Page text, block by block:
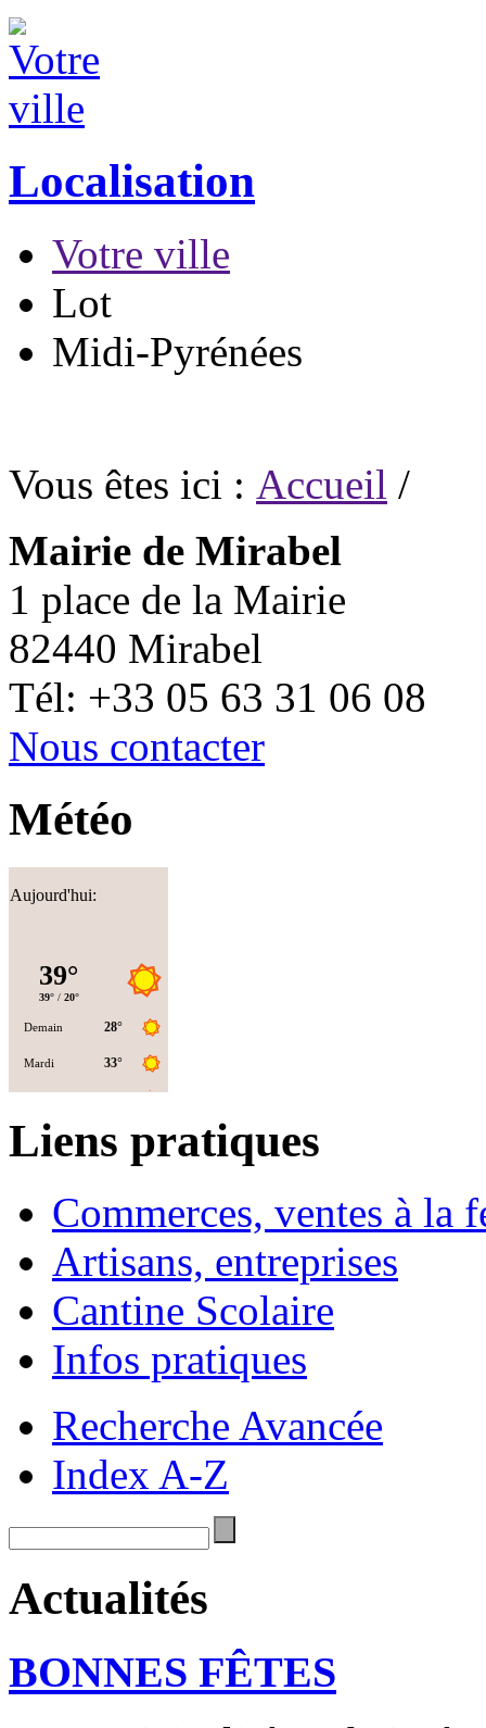
Localisation
Votre ville
Lot
Midi-Pyrénées
Vous êtes ici : Accueil /
Mairie de Mirabel
1 place de la Mairie
82440 Mirabel
Tél: +33 05 63 31 06 08
Nous contacter
Météo
Aujourd'hui:
Liens pratiques
Commerces, ventes à la
Artisans, entreprises
Cantine Scolaire
Infos pratiques
Recherche Avancée
Index A-Z
Actualités
BONNES FÊTES